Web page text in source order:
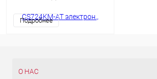
4х1.8м., ~, настол.,
исп.стандарт.шнуры, без OSD,
Подробнее
О НАС